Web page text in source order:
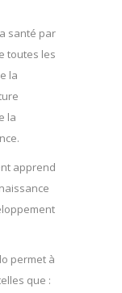
santé par
toutes les
la
la
apprend
permet à
que :